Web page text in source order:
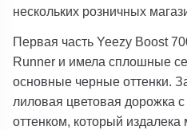
нескольких розничных
Первая часть Yeezy Boost
Runner и имела сплошные
основные черные оттенки.
лиловая цветовая дорожка
оттенком, который